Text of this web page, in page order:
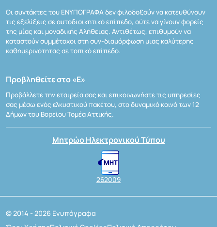
Οι συντάκτες του ΕΝΥΠΟΓΡΑΦΑ δεν φιλοδοξούν να κατευθύνουν
τις εξελίξεις σε αυτοδιοικητικό επίπεδο, ούτε να γίνουν φορείς
της μίας και μοναδικής Αλήθειας. Αντιθέτως, επιθυμούν να
καταστούν συμμέτοχοι στη συν-διαμόρφωση μιας καλύτερης
καθημερινότητας σε τοπικό επίπεδο.
Προβληθείτε στο «Ε»
Προβάλλετε την εταιρεία σας και επικοινωνήστε τις υπηρεσίες
σας μέσω ενός ελκυστικού πακέτου, στο δυναμικό κοινό των 12
Δήμων του Βορείου Τομέα Αττικής.
Μητρώο Ηλεκτρονικού Τύπου
262009
© 2014 - 2026 Ενυπόγραφα